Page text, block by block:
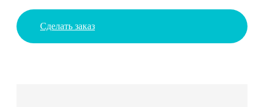
Сделать заказ